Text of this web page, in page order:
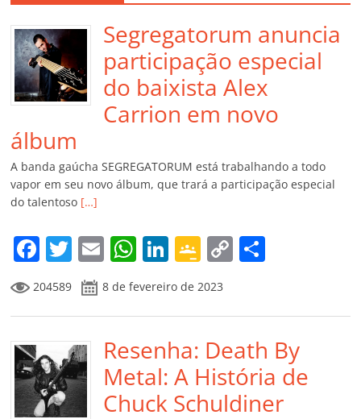
Segregatorum anuncia
participação especial
do baixista Alex
Carrion em novo
álbum
A banda gaúcha SEGREGATORUM está trabalhando a todo
vapor em seu novo álbum, que trará a participação especial
do talentoso […]
F
a
c
e
b
o
o
T
w
itt
er
E
m
ai
l
W
at
s
A
p
p
Li
k
e
dI
n
G
o
o
gl
e
Cl
a
C
y
Li
n
k
p
ar
til
h
204589 8 de fevereiro de 2023
Resenha: Death By
Metal: A História de
Chuck Schuldiner